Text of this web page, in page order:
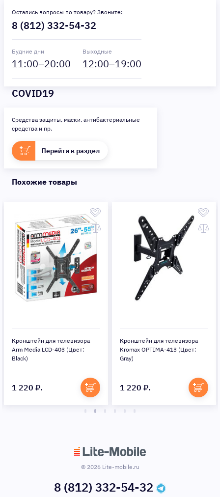
Остались вопросы по товару? Звоните:
8 (812) 332-54-32
Будние дни
11:00–20:00
Выходные
12:00–19:00
COVID19
Средства защиты, маски, антибактериальные
средства и пр.
Перейти в раздел
Похожие товары
Кронштейн для телевизора
Arm Media LCD-403 (Цвет:
Black)
1 220 ₽.
Кронштейн для телевизора
Kromax OPTIMA-413 (Цвет:
Gray)
1 220 ₽.
© 2026 Lite-mobile.ru
8 (812) 332-54-32